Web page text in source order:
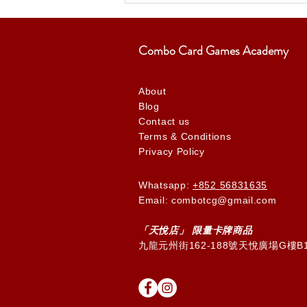
Combo Card Games Academy
About
Blog
Contact us
Terms & Conditions
Privacy Policy
Whatsapp: +852 56831635
Email: combotcg@gmail.com
「天悅店」 限量卡牌商品
九龍元州街162-188號天悅廣場G樓